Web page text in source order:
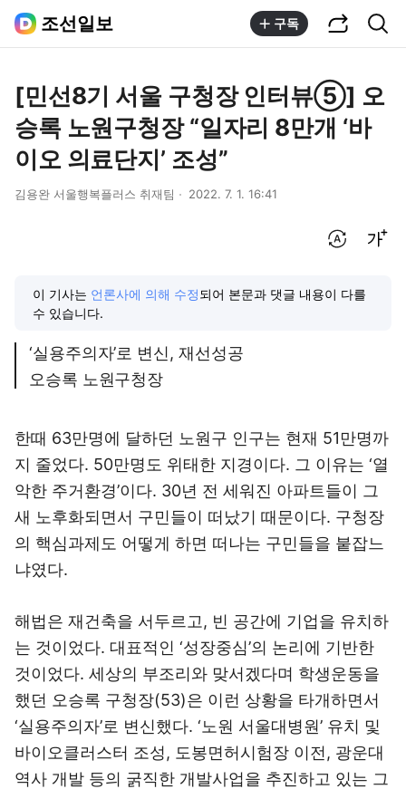
조선일보 구독
[민선8기 서울 구청장 인터뷰⑤] 오
승록 노원구청장 “일자리 8만개 ‘바
이오 의료단지’ 조성”
김용완 서울행복플러스 취재팀 2022. 7. 1. 16:41
이 기사는 언론사에 의해 수정되어 본문과 댓글 내용이 다를
수 있습니다.
‘실용주의자’로 변신, 재선성공
오승록 노원구청장
한때 63만명에 달하던 노원구 인구는 현재 51만명까
지 줄었다. 50만명도 위태한 지경이다. 그 이유는 ‘열
악한 주거환경’이다. 30년 전 세워진 아파트들이 그
새 노후화되면서 구민들이 떠났기 때문이다. 구청장
의 핵심과제도 어떻게 하면 떠나는 구민들을 붙잡느
냐였다.
해법은 재건축을 서두르고, 빈 공간에 기업을 유치하
는 것이었다. 대표적인 ‘성장중심’의 논리에 기반한
것이었다. 세상의 부조리와 맞서겠다며 학생운동을
했던 오승록 구청장(53)은 이런 상황을 타개하면서
‘실용주의자’로 변신했다. ‘노원 서울대병원’ 유치 및
바이오클러스터 조성, 도봉면허시험장 이전, 광운대
역사 개발 등의 굵직한 개발사업을 추진하고 있는 그